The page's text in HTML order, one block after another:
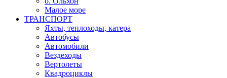
Малое море
ТРАНСПОРТ
Яхты, теплоходы, катера
Автобусы
Автомобили
Вездеходы
Вертолеты
Квадроциклы